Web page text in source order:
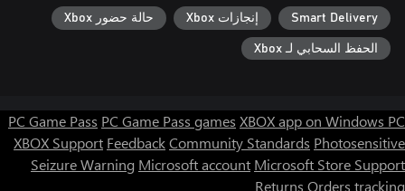
Smart Delivery إنجازات Xbox حالة حضور Xbox
الحفظ السحابي لـ Xbox
PC Game Pass PC Game Pass games XBOX app on Windows PC
XBOX Support FeedbackCommunity Standards Photosensitive
Seizure Warning Microsoft account Microsoft Store Support
Returns Orders tracking